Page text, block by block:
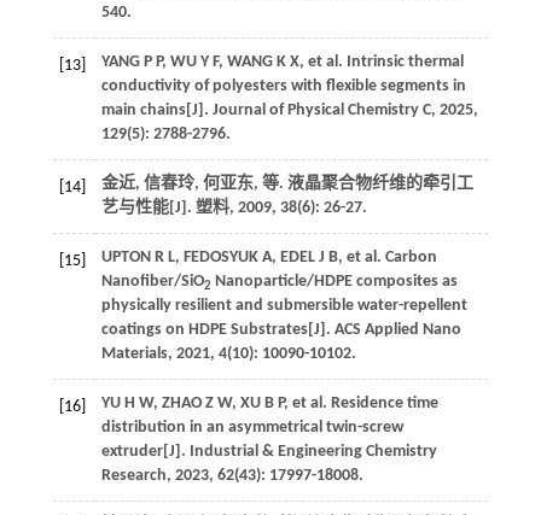
540.
[13] YANG P P, WU Y F, WANG K X, et al. Intrinsic thermal
conductivity of polyesters with flexible segments in
main chains[J]. Journal of Physical Chemistry C, 2025,
129(5): 2788-2796.
[14] 金近, 信春玲, 何亚东, 等. 液晶聚合物纤维的牵引工
艺与性能[J]. 塑料, 2009, 38(6): 26-27.
[15] UPTON R L, FEDOSYUK A, EDEL J B, et al. Carbon
Nanofiber/SiO2 Nanoparticle/HDPE composites as
physically resilient and submersible water-repellent
coatings on HDPE Substrates[J]. ACS Applied Nano
Materials, 2021, 4(10): 10090-10102.
[16] YU H W, ZHAO Z W, XU B P, et al. Residence time
distribution in an asymmetrical twin-screw
extruder[J]. Industrial & Engineering Chemistry
Research, 2023, 62(43): 17997-18008.